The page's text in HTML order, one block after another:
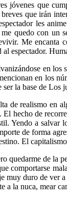
jóvenes que
que irán
les
quedo con
Me
espectador.
en
en los
la base de Los
de realismo en
El hecho de
Yendo a
de forma
El
quedarme de la
comportarse
muy duro de
a la nuca, mear